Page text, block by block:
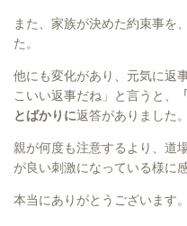
また、家族が決めた約束事を
た。
他にも変化があり、元気に返
こいい返事だね」と言うと、
とばかりに返答がありました。
親が何度も注意するより、道
が良い刺激になっている様に
本当にありがとうございます。